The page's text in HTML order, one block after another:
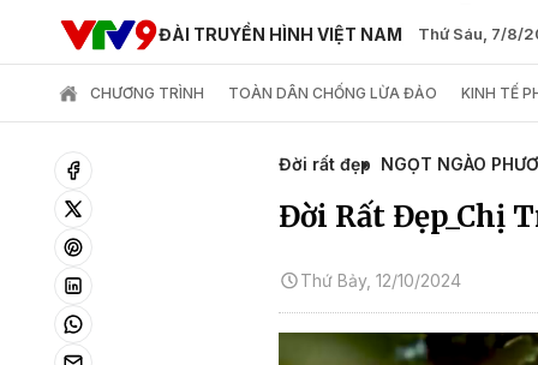
ĐÀI TRUYỀN HÌNH VIỆT NAM Thứ Sáu, 7/8/
CHƯƠNG TRÌNH TOÀN DÂN CHỐNG LỪA ĐẢO KINH TẾ
Đời rất đẹp NGỌT NGÀO
Đời Rất Đẹp_Chị
Thứ Bảy, 12/10/2024